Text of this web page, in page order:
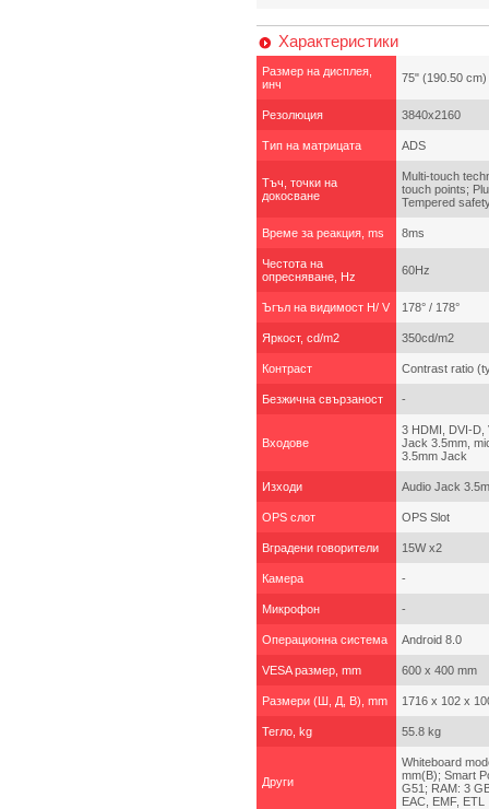
Характеристики
Размер на дисплея,
инч
75" (190.50 cm)
Резолюция 3840x2160
Тип на матрицата ADS
Тъч, точки на
докосване
Multi-touch
touch points;
Tempered
Време за реакция, ms 8ms
Честота на
опресняване, Hz
60Hz
Ъгъл на видимост H/ V 178° / 178°
Яркост, cd/m2 350cd/m2
Контраст Contrast ratio
Безжична свързаност -
Входове
3 HDMI, DVI-D,
Jack 3.5mm,
3.5mm Jack
Изходи Audio Jack
OPS слот OPS Slot
Вградени говорители 15W x2
Камера -
Микрофон -
Операционна система Android 8.0
VESA размер, mm 600 x 400 mm
Размери (Ш, Д, В), mm 1716 x 102 x
Тегло, kg 55.8 kg
Други
Whiteboard
mm(B); Smart
G51; RAM: 3
EAC, EMF, ETL